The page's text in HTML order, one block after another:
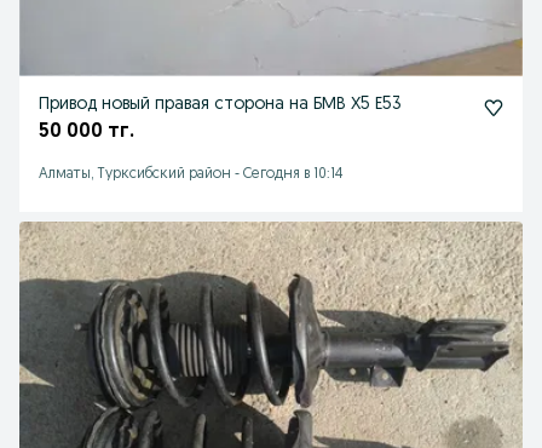
Привод новый правая сторона на БМВ Х5 Е53
50 000 тг.
Алматы, Турксибский район - Сегодня в 10:14